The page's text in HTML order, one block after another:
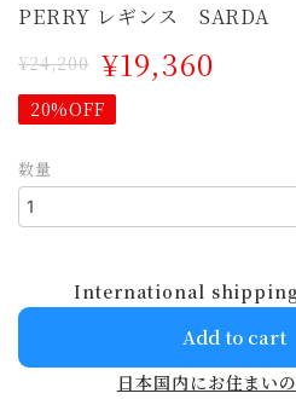
PERRY レギンス SARDA
¥24,200 ¥19,360
20%OFF
数量
International
Add to cart
日本国内にお住まい